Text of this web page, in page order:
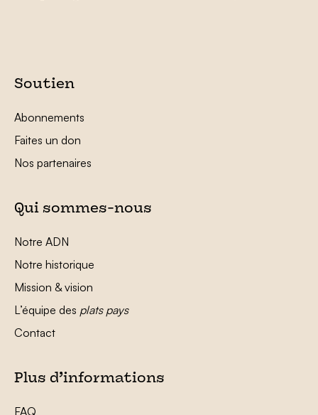
Soutien
Abonnements
Faites un don
Nos partenaires
Qui sommes-nous
Notre ADN
Notre historique
Mission & vision
L’équipe des plats pays
Contact
Plus d’informations
FAQ